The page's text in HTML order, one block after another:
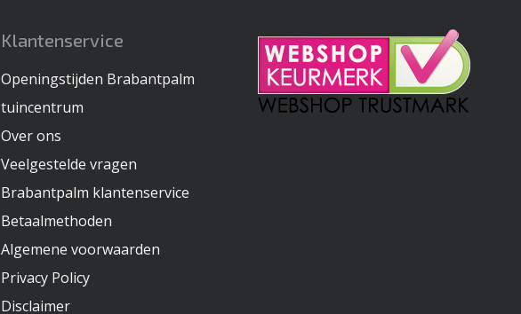
Klantenservice
Openingstijden Brabantpalm
tuincentrum
Over ons
Veelgestelde vragen
Brabantpalm klantenservice
Betaalmethoden
Algemene voorwaarden
Privacy Policy
Disclaimer